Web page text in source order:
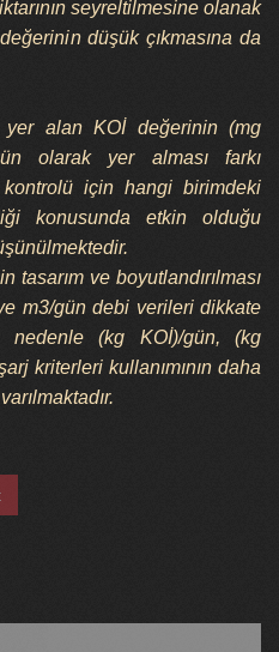
seyreltilmesine olanak
düşük çıkmasına da
yer alan KOİ değerinin (mg
olarak yer alması farkı
için hangi birimdeki
konusunda etkin olduğu
tasarım ve boyutlandırılması
m3/gün debi verileri dikkate
nedenle (kg KOİ)/gün, (kg
kriterleri kullanımının daha